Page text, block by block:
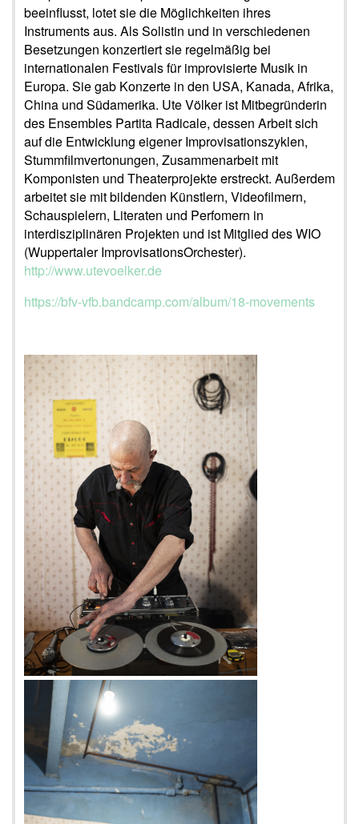
beeinflusst, lotet sie die Möglichkeiten ihres
Instruments aus. Als Solistin und in verschiedenen
Besetzungen konzertiert sie regelmäßig bei
internationalen Festivals für improvisierte Musik in
Europa. Sie gab Konzerte in den USA, Kanada, Afrika,
China und Südamerika. Ute Völker ist Mitbegründerin
des Ensembles Partita Radicale, dessen Arbeit sich
auf die Entwicklung eigener Improvisationszyklen,
Stummfilmvertonungen, Zusammenarbeit mit
Komponisten und Theaterprojekte erstreckt. Außerdem
arbeitet sie mit bildenden Künstlern, Videofilmern,
Schauspielern, Literaten und Perfomern in
interdisziplinären Projekten und ist Mitglied des WIO
(Wuppertaler ImprovisationsOrchester).
http://www.utevoelker.de
https://bfv-vfb.bandcamp.com/album/18-movements